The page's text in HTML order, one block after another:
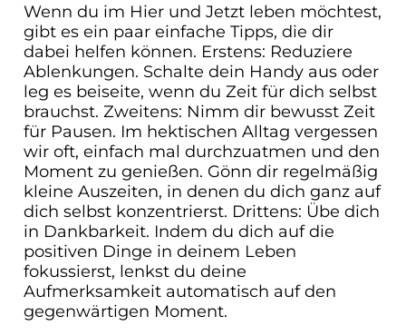
Wenn du im Hier und Jetzt leben möchtest,
gibt es ein paar einfache Tipps, die dir
dabei helfen können. Erstens: Reduziere
Ablenkungen. Schalte dein Handy aus oder
leg es beiseite, wenn du Zeit für dich selbst
brauchst. Zweitens: Nimm dir bewusst Zeit
für Pausen. Im hektischen Alltag vergessen
wir oft, einfach mal durchzuatmen und den
Moment zu genießen. Gönn dir regelmäßig
kleine Auszeiten, in denen du dich ganz auf
dich selbst konzentrierst. Drittens: Übe dich
in Dankbarkeit. Indem du dich auf die
positiven Dinge in deinem Leben
fokussierst, lenkst du deine
Aufmerksamkeit automatisch auf den
gegenwärtigen Moment.